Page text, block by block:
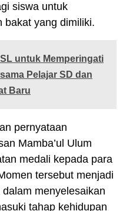
siswa untuk
bakat yang dimiliki.
untuk Memperingati
Pelajar SD dan
Baru
pernyataan
Mamba’ul Ulum
medali kepada para
tersebut menjadi
menyelesaikan
tahap kehidupan